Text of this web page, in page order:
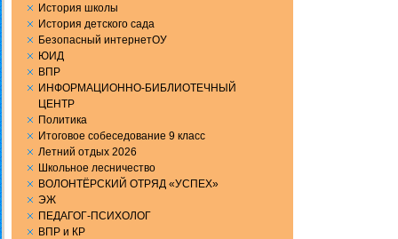
История школы
История детского сада
Безопасный интернетОУ
ЮИД
ВПР
ИНФОРМАЦИОННО-БИБЛИОТЕЧНЫЙ
ЦЕНТР
Политика
Итоговое собеседование 9 класс
Летний отдых 2026
Школьное лесничество
ВОЛОНТЁРСКИЙ ОТРЯД «УСПЕХ»
ЭЖ
ПЕДАГОГ-ПСИХОЛОГ
ВПР и КР